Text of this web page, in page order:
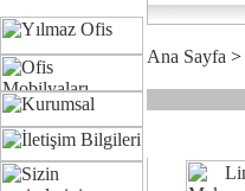
Ana Sayfa >